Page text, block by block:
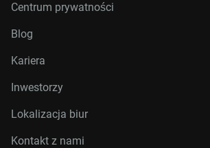
Centrum prywatności
Blog
Kariera
Inwestorzy
Lokalizacja biur
Kontakt z nami